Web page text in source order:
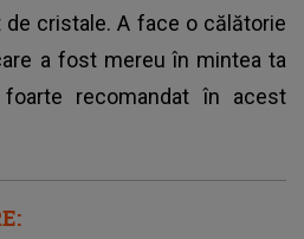
cristale. A face o călătorie
a fost mereu în mintea ta
recomandat în acest